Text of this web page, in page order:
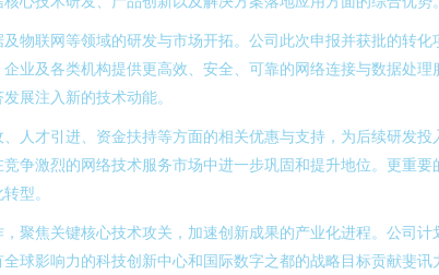
物联网等领域的研发与市场开拓。公司此次申报并获批的转
业及各类机构提供更高效、安全、可靠的网络连接与数据处
展注入新的技术动能。
才引进、资金扶持等方面的相关优惠与支持，为后续研发投
激烈的网络技术服务市场中进一步巩固和提升地位。更重要
型。
聚焦关键核心技术攻关，加速创新成果的产业化进程。公司
球影响力的科技创新中心和国际数字之都的战略目标贡献斐讯